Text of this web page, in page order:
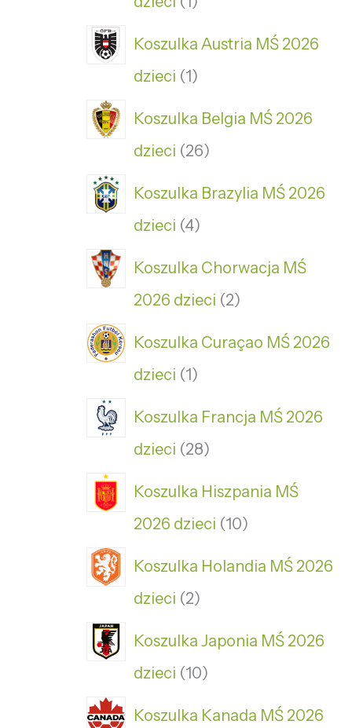
Koszulka Austria MŚ 2026
dzieci 1
Koszulka Belgia MŚ 2026
dzieci 26
Koszulka Brazylia MŚ 2026
dzieci 4
Koszulka Chorwacja MŚ
2026 dzieci 2
Koszulka Curaçao MŚ 2026
dzieci 1
Koszulka Francja MŚ 2026
dzieci 28
Koszulka Hiszpania MŚ
2026 dzieci 10
Koszulka Holandia MŚ 2026
dzieci 2
Koszulka Japonia MŚ 2026
dzieci 10
Koszulka Kanada MŚ 2026